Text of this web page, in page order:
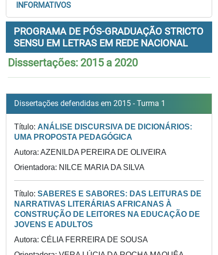
INFORMATIVOS
PROGRAMA DE PÓS-GRADUAÇÃO STRICTO
SENSU EM LETRAS EM REDE NACIONAL
Disssertações: 2015 a 2020
Dissertações defendidas em 2015 - Turma 1
Título: ANÁLISE DISCURSIVA DE DICIONÁRIOS:
UMA PROPOSTA PEDAGÓGICA
Autora: AZENILDA PEREIRA DE OLIVEIRA
Orientadora: NILCE MARIA DA SILVA
Título: SABERES E SABORES: DAS LEITURAS DE
NARRATIVAS LITERÁRIAS AFRICANAS À
CONSTRUÇÃO DE LEITORES NA EDUCAÇÃO DE
JOVENS E ADULTOS
Autora: CÉLIA FERREIRA DE SOUSA